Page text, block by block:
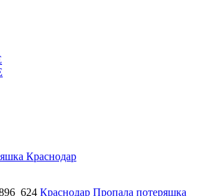
Краснодар
624 Краснодар Пропала потеряшка